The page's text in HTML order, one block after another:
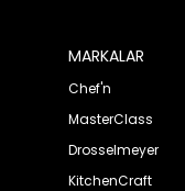
MARKALAR
Chef'n
MasterClass
Drosselmeyer
KitchenCraft